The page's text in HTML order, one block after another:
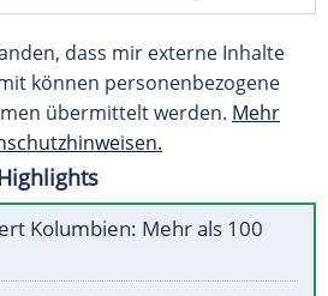
dass mir externe Inhalte
können personenbezogene
übermittelt werden. Mehr
Kolumbien: Mehr als 100